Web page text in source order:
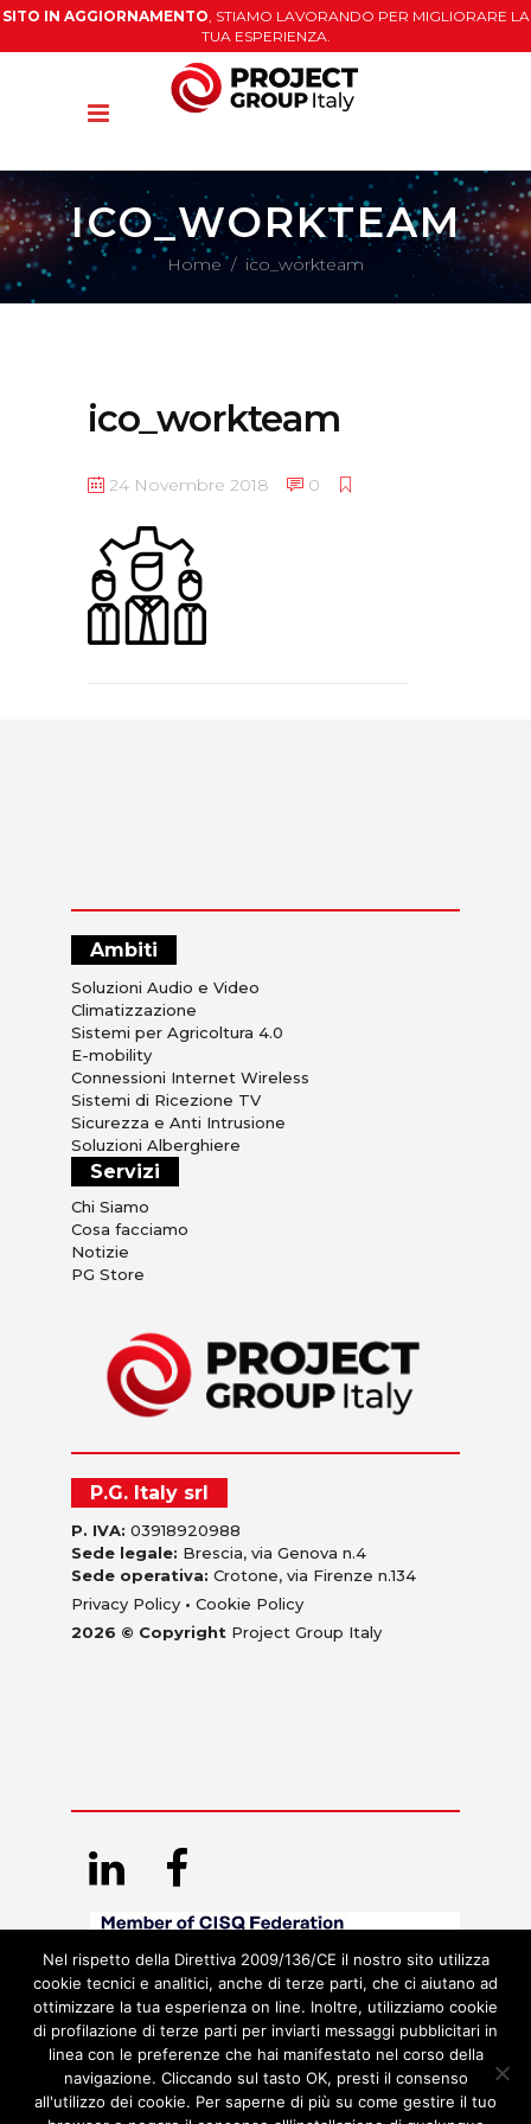
SITO IN AGGIORNAMENTO, STIAMO LAVORANDO PER MIGLIORARE LA
TUA ESPERIENZA.
ICO_WORKTEAM
Home / ico_workteam
ico_workteam
24 Novembre 2018 0
Ambiti
Soluzioni Audio e Video
Climatizzazione
Sistemi per Agricoltura 4.0
E-mobility
Connessioni Internet Wireless
Sistemi di Ricezione TV
Sicurezza e Anti Intrusione
Soluzioni Alberghiere
Servizi
Chi Siamo
Cosa facciamo
Notizie
PG Store
P.G. Italy srl
P. IVA: 03918920988
Sede legale: Brescia, via Genova n.4
Sede operativa: Crotone, via Firenze n.134
Privacy Policy • Cookie Policy
2026 © Copyright Project Group Italy
Nel rispetto della Direttiva 2009/136/CE il nostro sito utilizza
cookie tecnici e analitici, anche di terze parti, che ci aiutano ad
ottimizzare la tua esperienza on line. Inoltre, utilizziamo cookie
di profilazione di terze parti per inviarti messaggi pubblicitari in
linea con le preferenze che hai manifestato nel corso della
navigazione. Cliccando sul tasto OK, presti il consenso
all'utilizzo dei cookie. Per saperne di più su come gestire il tuo